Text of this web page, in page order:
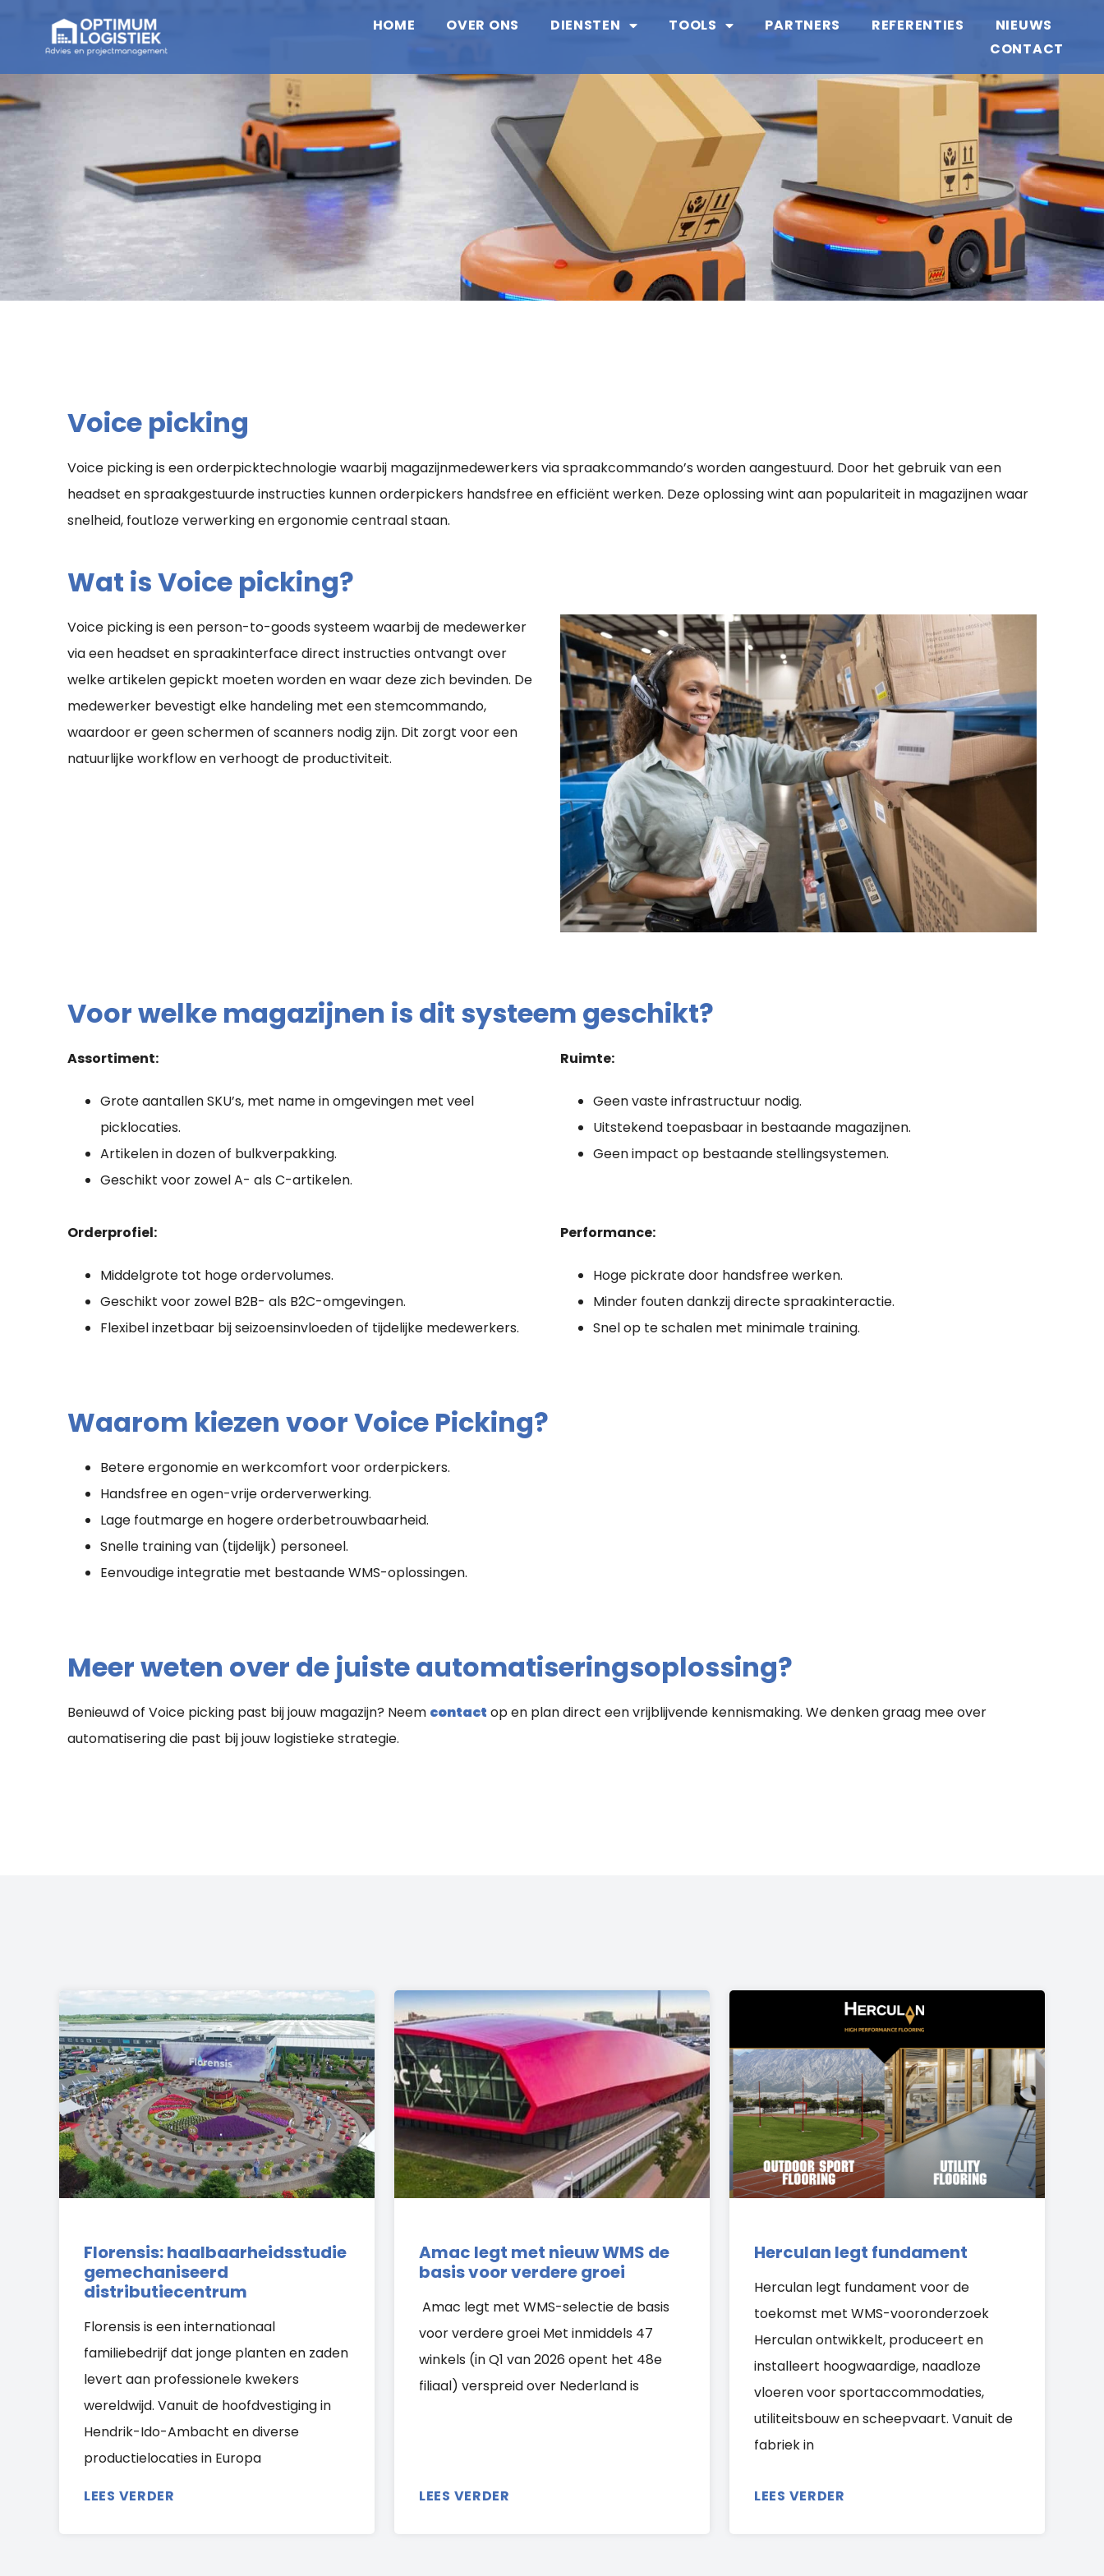
HOME OVER ONS DIENSTEN TOOLS PARTNERS REFERENTIES
NIEUWS
CONTACT
Voice picking
Voice picking is een orderpicktechnologie waarbij magazijnmedewerkers via spraakcommando’s worden aangestuurd. Door het gebruik van een
headset en spraakgestuurde instructies kunnen orderpickers handsfree en efficiënt werken. Deze oplossing wint aan populariteit in magazijnen waar
snelheid, foutloze verwerking en ergonomie centraal staan.
Wat is Voice picking?
Voice picking is een person-to-goods systeem waarbij de medewerker
via een headset en spraakinterface direct instructies ontvangt over
welke artikelen gepickt moeten worden en waar deze zich bevinden. De
medewerker bevestigt elke handeling met een stemcommando,
waardoor er geen schermen of scanners nodig zijn. Dit zorgt voor een
natuurlijke workflow en verhoogt de productiviteit.
Voor welke magazijnen is dit systeem geschikt?
Assortiment:
Grote aantallen SKU’s, met name in omgevingen met veel
picklocaties.
Artikelen in dozen of bulkverpakking.
Geschikt voor zowel A- als C-artikelen.
Orderprofiel:
Middelgrote tot hoge ordervolumes.
Geschikt voor zowel B2B- als B2C-omgevingen.
Flexibel inzetbaar bij seizoensinvloeden of tijdelijke medewerkers.
Ruimte:
Geen vaste infrastructuur nodig.
Uitstekend toepasbaar in bestaande magazijnen.
Geen impact op bestaande stellingsystemen.
Performance:
Hoge pickrate door handsfree werken.
Minder fouten dankzij directe spraakinteractie.
Snel op te schalen met minimale training.
Waarom kiezen voor Voice Picking?
Betere ergonomie en werkcomfort voor orderpickers.
Handsfree en ogen-vrije orderverwerking.
Lage foutmarge en hogere orderbetrouwbaarheid.
Snelle training van (tijdelijk) personeel.
Eenvoudige integratie met bestaande WMS-oplossingen.
Meer weten over de juiste automatiseringsoplossing?
Benieuwd of Voice picking past bij jouw magazijn? Neem contact op en plan direct een vrijblijvende kennismaking. We denken graag mee over
automatisering die past bij jouw logistieke strategie.
Florensis: haalbaarheidsstudie
gemechaniseerd
distributiecentrum
Florensis is een internationaal
familiebedrijf dat jonge planten en zaden
levert aan professionele kwekers
wereldwijd. Vanuit de hoofdvestiging in
Hendrik-Ido-Ambacht en diverse
productielocaties in Europa
LEES VERDER
Amac legt met nieuw WMS de
basis voor verdere groei
Amac legt met WMS-selectie de basis
voor verdere groei Met inmiddels 47
winkels (in Q1 van 2026 opent het 48e
filiaal) verspreid over Nederland is
LEES VERDER
Herculan legt fundament
Herculan legt fundament voor de
toekomst met WMS-vooronderzoek
Herculan ontwikkelt, produceert en
installeert hoogwaardige, naadloze
vloeren voor sportaccommodaties,
utiliteitsbouw en scheepvaart. Vanuit de
fabriek in
LEES VERDER